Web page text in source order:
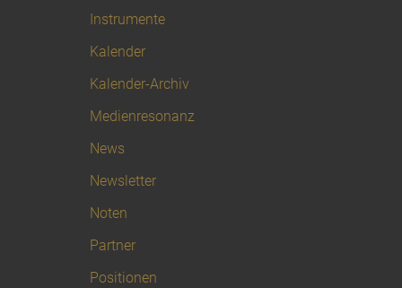
Instrumente
Kalender
Kalender-Archiv
Medienresonanz
News
Newsletter
Noten
Partner
Positionen